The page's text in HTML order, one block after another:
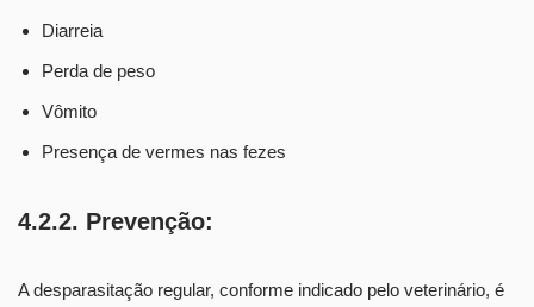
Diarreia
Perda de peso
Vômito
Presença de vermes nas fezes
4.2.2. Prevenção:
A desparasitação regular, conforme indicado pelo veterinário, é